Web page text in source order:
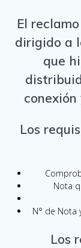
El
dirigido a
que
Los
Nota
N° de Nota
Los